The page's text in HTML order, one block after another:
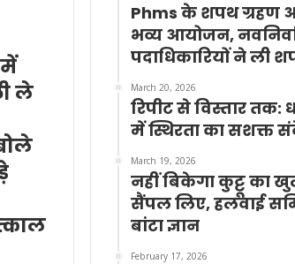
में
ले
Phms के शपथ ग्रहण
भव्य आयोजन,
पदाधिकारियों ने ली
March 20, 2026
रिपीट से विस्तार तक:
में स्थिरता का सशक्त
March 19, 2026
नहीं बिकेगा कुट्टू का
सैंपल लिए, हलवाई
बांटा ज्ञान
February 17, 2026